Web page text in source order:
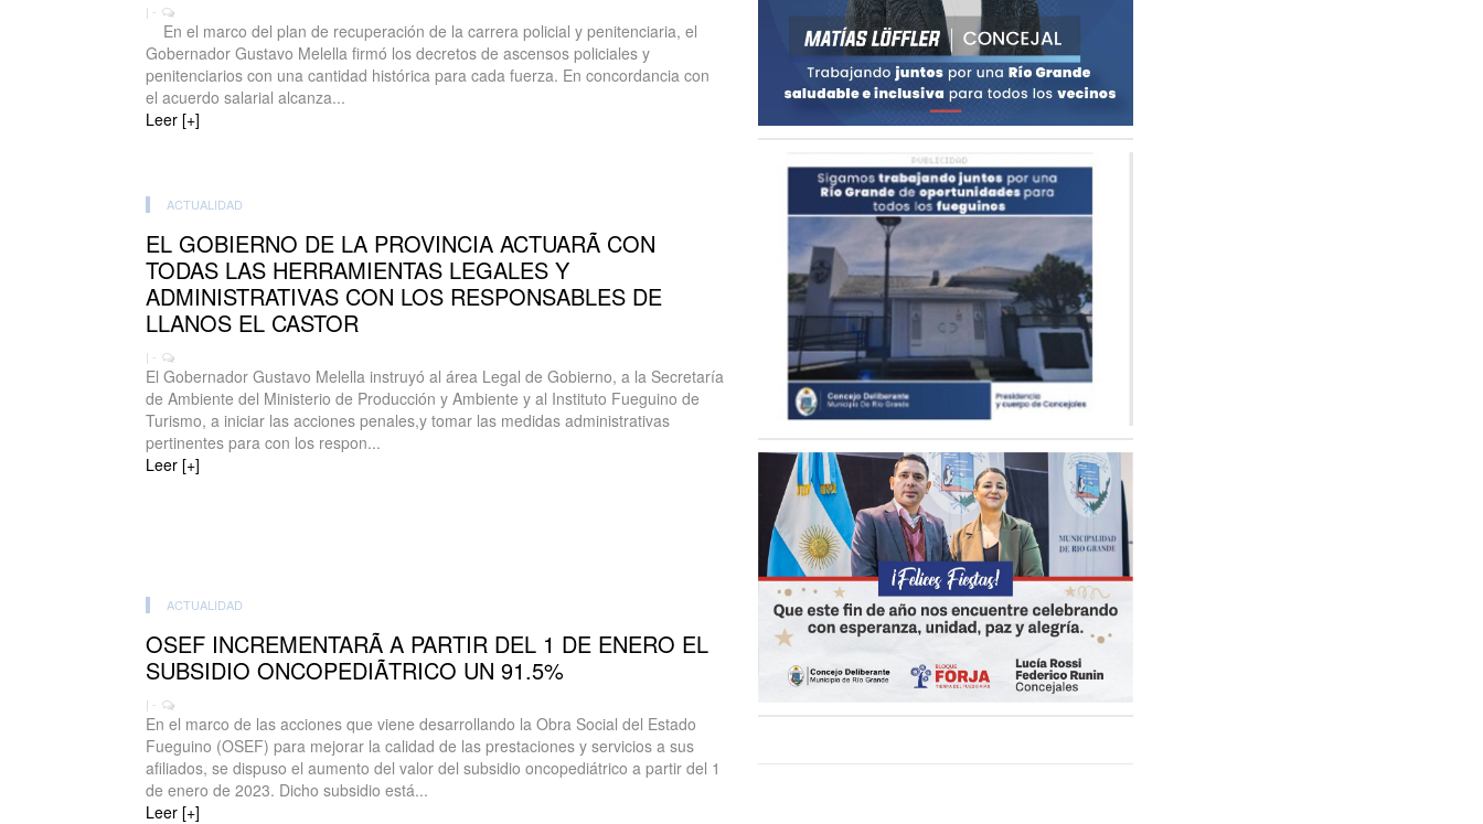
| -
En el marco del plan de recuperación de la carrera policial y penitenciaria, el
Gobernador Gustavo Melella firmó los decretos de ascensos policiales y
penitenciarios con una cantidad histórica para cada fuerza. En concordancia con
el acuerdo salarial alcanza...
Leer [+]
ACTUALIDAD
EL GOBIERNO DE LA PROVINCIA ACTUARÃ CON
TODAS LAS HERRAMIENTAS LEGALES Y
ADMINISTRATIVAS CON LOS RESPONSABLES DE
LLANOS EL CASTOR
| -
El Gobernador Gustavo Melella instruyó al área Legal de Gobierno, a la Secretaría
de Ambiente del Ministerio de Producción y Ambiente y al Instituto Fueguino de
Turismo, a iniciar las acciones penales,y tomar las medidas administrativas
pertinentes para con los respon...
Leer [+]
ACTUALIDAD
OSEF INCREMENTARÃ A PARTIR DEL 1 DE ENERO EL
SUBSIDIO ONCOPEDIÃTRICO UN 91.5%
| -
En el marco de las acciones que viene desarrollando la Obra Social del Estado
Fueguino (OSEF) para mejorar la calidad de las prestaciones y servicios a sus
afiliados, se dispuso el aumento del valor del subsidio oncopediátrico a partir del 1
de enero de 2023. Dicho subsidio está...
Leer [+]